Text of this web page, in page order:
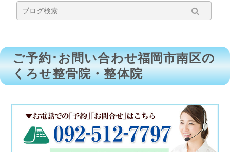
ご予約･お問い合わせ福岡市南区の
くろせ整骨院・整体院